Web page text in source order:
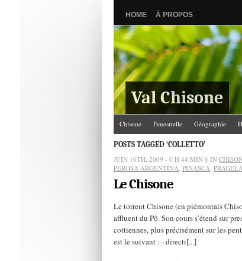
HOME À PROPOS
Val Chisone
Chisone Fenestrelle Géographie
POSTS TAGGED ‘COLLETTO’
JUIN 16TH, 2009 - 0 H 44 MIN § IN
PEROSA ARGENTINA, PINASCA,
Le Chisone
Le torrent Chisone (en piémontais
affluent du Pô. Son cours s’étend sur
cottiennes, plus précisément sur les
est le suivant : - directi[...]